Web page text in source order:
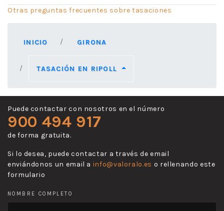
Otras preguntas frecuentes sobre tasaciones
INICIO GIRONA
TASACIÓN EN RIPOLL
Puede contactar con nosotros en el número
900 494 917
de forma gratuita.
Si lo desea, puede contactar a través de email
enviándonos un email a info@valoralo.es o rellenando este
formulario
NOMBRE COMPLETO